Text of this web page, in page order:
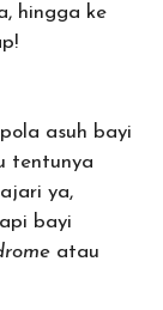
hingga ke
asuh bayi
tentunya
ya,
bayi
atau